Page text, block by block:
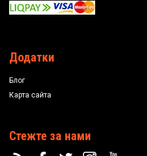
Додатки
Блог
Карта сайта
Стежте за нами